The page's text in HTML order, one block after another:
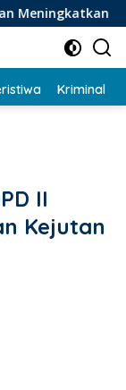
Publik dan
Kriminal
II
Kejutan